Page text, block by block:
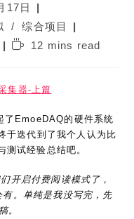
17日
/
综合项目
Reading
12 mins read
集器-上篇
了EmoeDAQ的硬件系统
于迭代到了我个人认为比
试经验总结吧。
开启付费阅读模式了，
。单纯是我没写完，先
。